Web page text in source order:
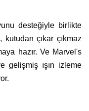
desteğiyle birlikte
çıkar çıkmaz
hazır. Ve Marvel's
gelişmiş ışın izleme